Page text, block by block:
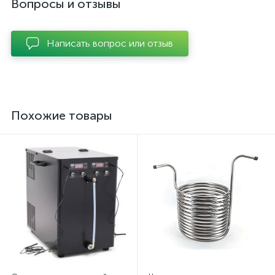
Вопросы и отзывы
Написать вопрос или отзыв
Похожие товары